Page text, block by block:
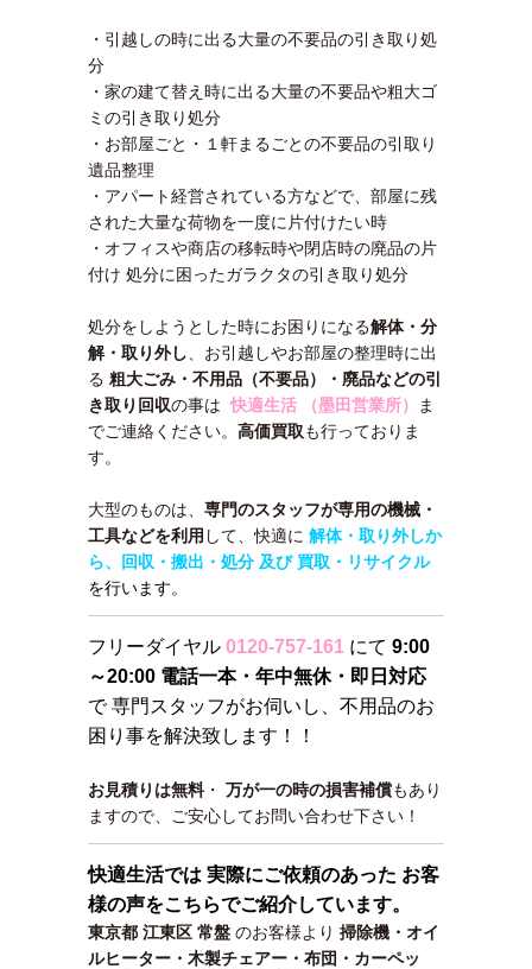
・引越しの時に出る大量の不要品の引き取り処
分
・家の建て替え時に出る大量の不要品や粗大ゴ
ミの引き取り処分
・お部屋ごと・１軒まるごとの不要品の引取り
遺品整理
・アパート経営されている方などで、部屋に残
された大量な荷物を一度に片付けたい時
・オフィスや商店の移転時や閉店時の廃品の片
付け 処分に困ったガラクタの引き取り処分
処分をしようとした時にお困りになる解体・分
解・取り外し 、お引越しやお部屋の整理時に出
る 粗大ごみ・不用品（不要品）・廃品などの引
き取り回収の事は快適生活 （墨田営業所）
ま
でご連絡ください。 高価買取も行っておりま
す。
大型のものは、 専門のスタッフが専用の機械・
工具などを利用 して、快適に 解体・取り外しか
ら、回収・搬出・処分 及び 買取・リサイクル
を行います。
フリーダイヤル 0120-757-161 にて 9:00
～20:00 電話一本・年中無休・即日対応
で 専門スタッフがお伺いし、不用品のお
困り事を解決致します！！
お見積りは無料・ 万が一の時の損害補償もあり
ますので、ご安心してお問い合わせ下さい！
快適生活では 実際にご依頼のあった お客
様の声をこちらでご紹介しています。
東京都 江東区 常盤 のお客様より 掃除機・オイ
ルヒーター・木製チェアー・布団・カーペッ